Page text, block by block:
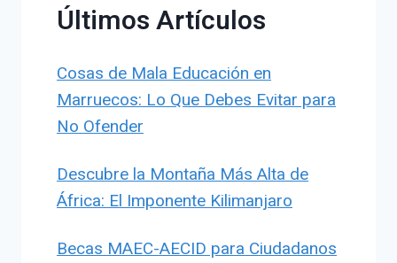
Últimos Artículos
Cosas de Mala Educación en
Marruecos: Lo Que Debes Evitar para
No Ofender
Descubre la Montaña Más Alta de
África: El Imponente Kilimanjaro
Becas MAEC-AECID para Ciudadanos